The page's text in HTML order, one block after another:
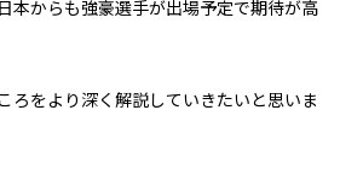
本からも強豪選手が出場予定で期待が高
ろをより深く解説していきたいと思いま